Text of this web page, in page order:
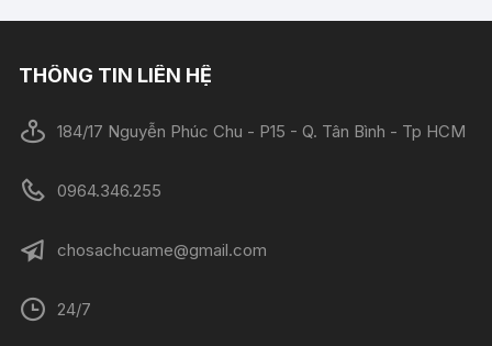
THÔNG TIN LIÊN HỆ
184/17 Nguyễn Phúc Chu - P15 - Q. Tân Bình - Tp HCM
0964.346.255
chosachcuame@gmail.com
24/7